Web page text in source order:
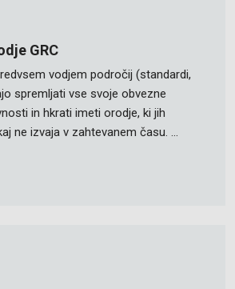
GRC
vodjem področij (standardi,
spremljati vse svoje obvezne
in hkrati imeti orodje, ki jih
ne izvaja v zahtevanem času. ...